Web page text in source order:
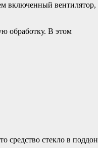
включенный вентилятор,
обработку. В этом
средство стекло в поддон